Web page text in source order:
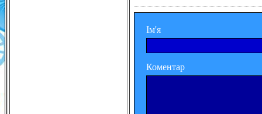
Ім'я
Коментар